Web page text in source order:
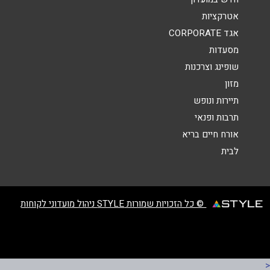
הודעה
אטרקציות
אגד CORPORATE
מסעדות
שופינג וצרכנות
מזון
תיירות ונופש
תרבות ופנאי
אורח חיים בריא
לבית
© כל הזכויות שמורות STYLE ניהול מועדוני לקוחות
<